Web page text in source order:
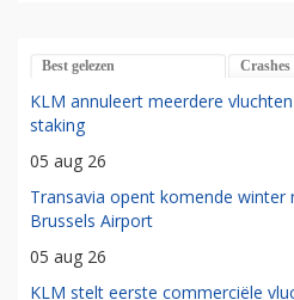
Best gelezen Crashes
KLM annuleert meerdere
staking
05 aug 26
Transavia opent komende winter
Brussels Airport
05 aug 26
KLM stelt eerste commerciële